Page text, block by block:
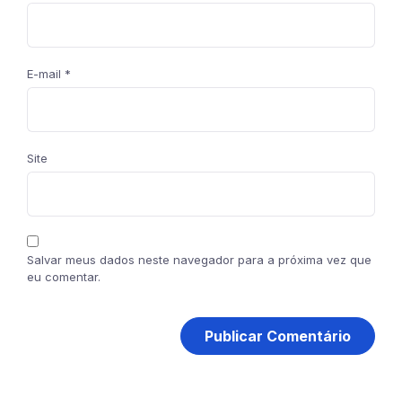
E-mail *
Site
Salvar meus dados neste navegador para a próxima vez que
eu comentar.